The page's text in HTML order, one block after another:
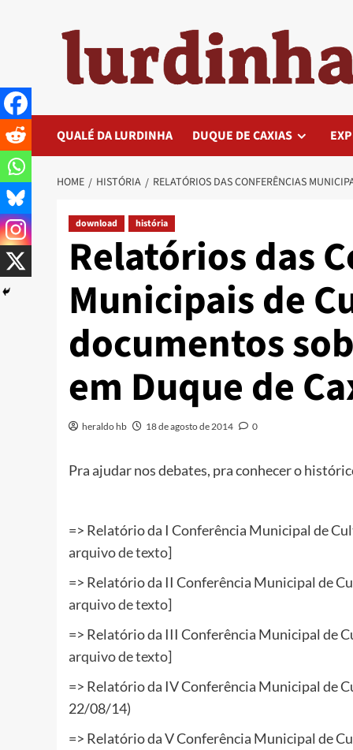
QUALÉ DA LURDINHA DUQUE DE CAXIAS
HOME HISTÓRIA RELATÓRIOS DAS CONFERÊNCIAS
download história
Relatórios das
Municipais de
documentos
em Duque de
heraldo hb 18 de agosto de 2014 0
Pra ajudar nos debates, pra conhecer o
=> Relatório da I Conferência Municipal de
arquivo de texto]
=> Relatório da II Conferência Municipal de
arquivo de texto]
=> Relatório da III Conferência Municipal de
arquivo de texto]
=> Relatório da IV Conferência Municipal de
22/08/14)
=> Relatório da V Conferência Municipal de